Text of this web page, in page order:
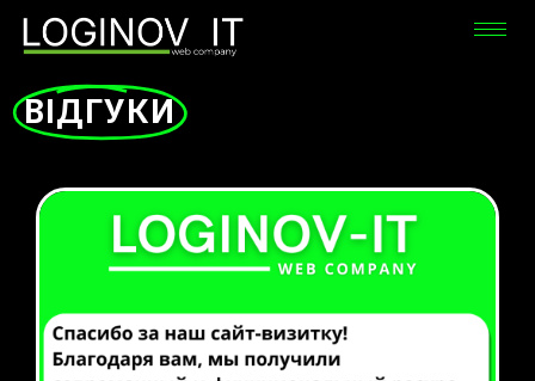
ВІДГУКИ